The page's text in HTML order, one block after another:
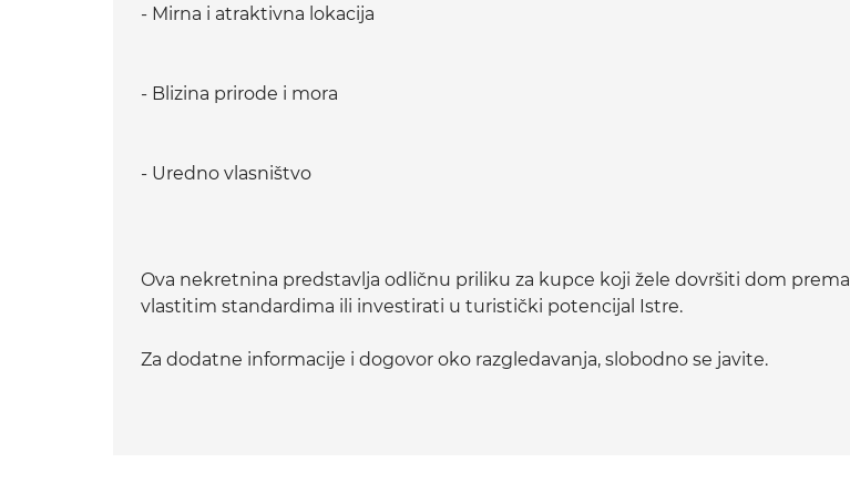
- Mirna i atraktivna lokacija
- Blizina prirode i mora
- Uredno vlasništvo
Ova nekretnina predstavlja odličnu priliku za kupce koji žele dovršiti dom prema
vlastitim standardima ili investirati u turistički potencijal Istre.
Za dodatne informacije i dogovor oko razgledavanja, slobodno se javite.